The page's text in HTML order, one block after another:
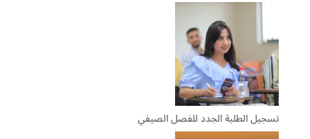
تسجيل الطلبة الجدد للفصل الصيفي